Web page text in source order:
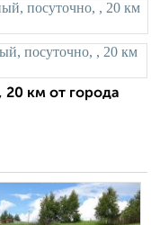
км от города